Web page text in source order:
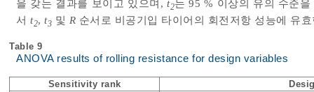
을 갖는 결과를 보이고 있으며, t2는 95 % 이상의 유의 수준
서 t2, t3 및 R 순서로 비공기입 타이어의 회전저항 성능에 유
Table 9
ANOVA results of rolling resistance for design variables
Sensitivity rank